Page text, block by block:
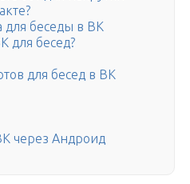
для беседы в ВК
для бесед?
для бесед в ВК
через Андроид